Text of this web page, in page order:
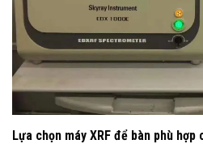
Lựa chọn máy XRF để bàn phù